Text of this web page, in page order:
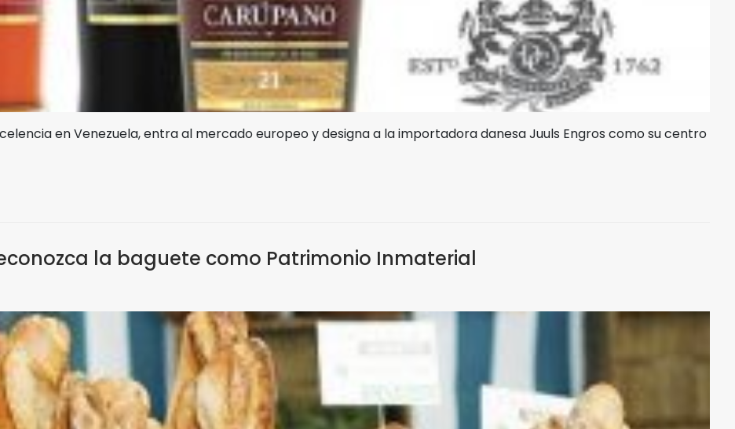
en Venezuela, entra al mercado europeo y designa a la importadora danesa Juuls Engros como su centro
la baguete como Patrimonio Inmaterial